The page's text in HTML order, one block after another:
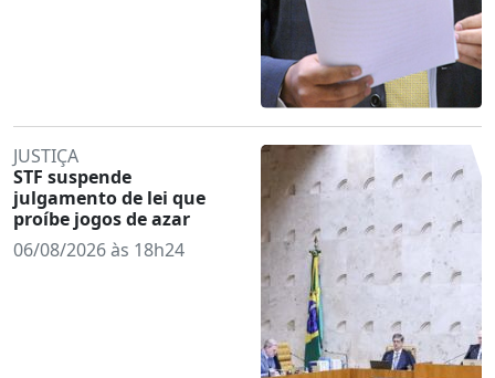
JUSTIÇA
STF suspende
julgamento de lei que
proíbe jogos de azar
06/08/2026 às 18h24